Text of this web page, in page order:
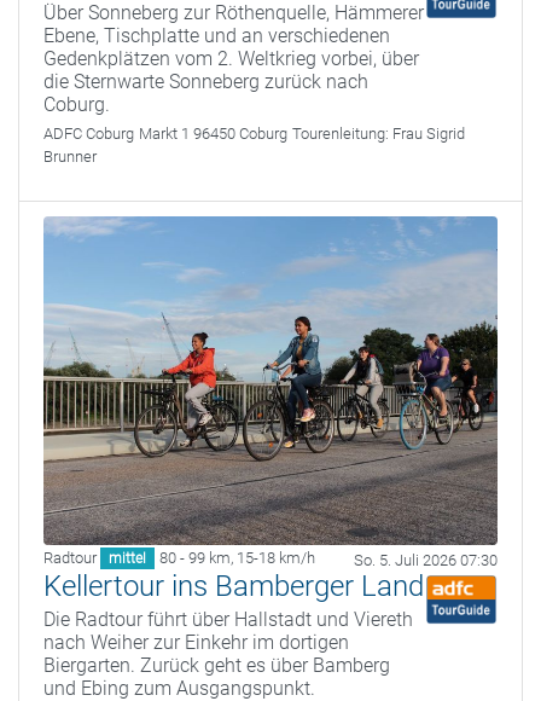
Über Sonneberg zur Röthenquelle, Hämmerer
Ebene, Tischplatte und an verschiedenen
Gedenkplätzen vom 2. Weltkrieg vorbei, über
die Sternwarte Sonneberg zurück nach
Coburg.
ADFC Coburg Markt 1 96450 Coburg Tourenleitung: Frau Sigrid
Brunner
Radtour mittel 80 - 99 km, 15-18 km/h So. 5. Juli 2026 07:30
Kellertour ins Bamberger Land
Die Radtour führt über Hallstadt und Viereth
nach Weiher zur Einkehr im dortigen
Biergarten. Zurück geht es über Bamberg
und Ebing zum Ausgangspunkt.